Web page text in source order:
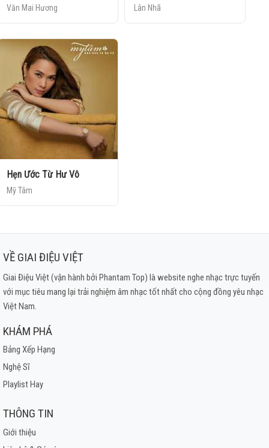
Văn Mai Hương Lân Nhã
Hẹn Ước Từ Hư Vô
Mỹ Tâm
VỀ GIAI ĐIỆU VIỆT
Giai Điệu Việt (vận hành bởi Phantam Top) là website nghe nhạc trực tuyến
với mục tiêu mang lại trải nghiệm âm nhạc tốt nhất cho cộng đồng yêu nhạc
Việt Nam.
KHÁM PHÁ
Bảng Xếp Hạng
Nghệ Sĩ
Playlist Hay
THÔNG TIN
Giới thiệu